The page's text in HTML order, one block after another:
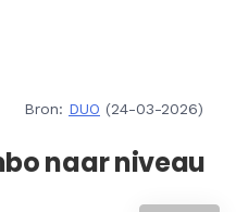
Bron: DUO (24-03-2026)
naar niveau